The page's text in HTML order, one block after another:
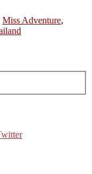
Miss Adventure,